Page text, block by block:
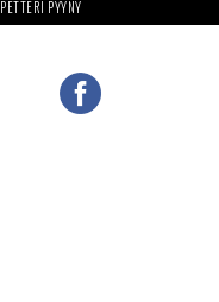
PETTERI PYYNY